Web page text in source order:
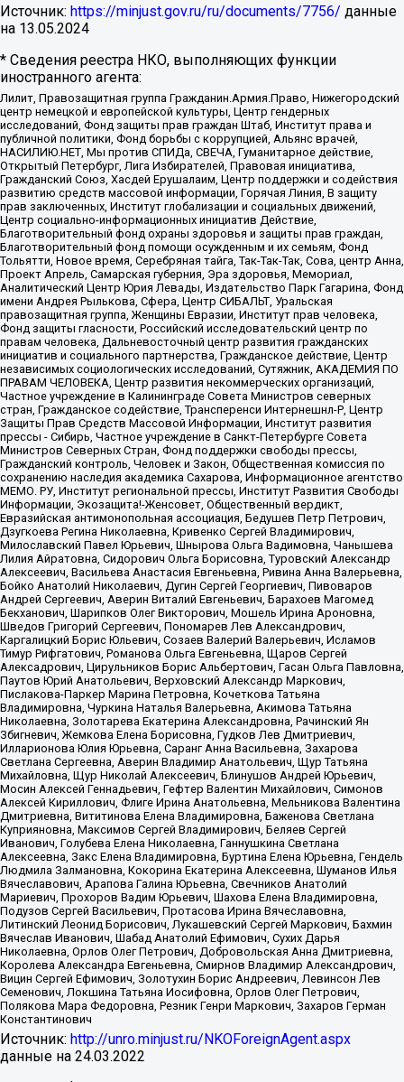
Источник: https://minjust.gov.ru/ru/documents/7756/ данные
на 13.05.2024
* Сведения реестра НКО, выполняющих функции
иностранного агента:
Лилит, Правозащитная группа Гражданин.Армия.Право, Нижегородский
центр немецкой и европейской культуры, Центр гендерных
исследований, Фонд защиты прав граждан Штаб, Институт права и
публичной политики, Фонд борьбы с коррупцией, Альянс врачей,
НАСИЛИЮ.НЕТ, Мы против СПИДа, СВЕЧА, Гуманитарное действие,
Открытый Петербург, Лига Избирателей, Правовая инициатива,
Гражданский Союз, Хасдей Ерушалаим, Центр поддержки и содействия
развитию средств массовой информации, Горячая Линия, В защиту
прав заключенных, Институт глобализации и социальных движений,
Центр социально-информационных инициатив Действие,
Благотворительный фонд охраны здоровья и защиты прав граждан,
Благотворительный фонд помощи осужденным и их семьям, Фонд
Тольятти, Новое время, Серебряная тайга, Так-Так-Так, Сова, центр Анна,
Проект Апрель, Самарская губерния, Эра здоровья, Мемориал,
Аналитический Центр Юрия Левады, Издательство Парк Гагарина, Фонд
имени Андрея Рылькова, Сфера, Центр СИБАЛЬТ, Уральская
правозащитная группа, Женщины Евразии, Институт прав человека,
Фонд защиты гласности, Российский исследовательский центр по
правам человека, Дальневосточный центр развития гражданских
инициатив и социального партнерства, Гражданское действие, Центр
независимых социологических исследований, Сутяжник, АКАДЕМИЯ ПО
ПРАВАМ ЧЕЛОВЕКА, Центр развития некоммерческих организаций,
Частное учреждение в Калининграде Совета Министров северных
стран, Гражданское содействие, Трансперенси Интернешнл-Р, Центр
Защиты Прав Средств Массовой Информации, Институт развития
прессы - Сибирь, Частное учреждение в Санкт-Петербурге Совета
Министров Северных Стран, Фонд поддержки свободы прессы,
Гражданский контроль, Человек и Закон, Общественная комиссия по
сохранению наследия академика Сахарова, Информационное агентство
МЕМО. РУ, Институт региональной прессы, Институт Развития Свободы
Информации, Экозащита!-Женсовет, Общественный вердикт,
Евразийская антимонопольная ассоциация, Бедушев Петр Петрович,
Дзугкоева Регина Николаевна, Кривенко Сергей Владимирович,
Милославский Павел Юрьевич, Шнырова Ольга Вадимовна, Чанышева
Лилия Айратовна, Сидорович Ольга Борисовна, Туровский Александр
Алексеевич, Васильева Анастасия Евгеньевна, Ривина Анна Валерьевна,
Бойко Анатолий Николаевич, Дугин Сергей Георгиевич, Пивоваров
Андрей Сергеевич, Аверин Виталий Евгеньевич, Барахоев Магомед
Бекханович, Шарипков Олег Викторович, Мошель Ирина Ароновна,
Шведов Григорий Сергеевич, Пономарев Лев Александрович,
Каргалицкий Борис Юльевич, Созаев Валерий Валерьевич, Исламов
Тимур Рифгатович, Романова Ольга Евгеньевна, Щаров Сергей
Алексадрович, Цирульников Борис Альбертович, Гасан Ольга Павловна,
Паутов Юрий Анатольевич, Верховский Александр Маркович,
Пислакова-Паркер Марина Петровна, Кочеткова Татьяна
Владимировна, Чуркина Наталья Валерьевна, Акимова Татьяна
Николаевна, Золотарева Екатерина Александровна, Рачинский Ян
Збигневич, Жемкова Елена Борисовна, Гудков Лев Дмитриевич,
Илларионова Юлия Юрьевна, Саранг Анна Васильевна, Захарова
Светлана Сергеевна, Аверин Владимир Анатольевич, Щур Татьяна
Михайловна, Щур Николай Алексеевич, Блинушов Андрей Юрьевич,
Мосин Алексей Геннадьевич, Гефтер Валентин Михайлович, Симонов
Алексей Кириллович, Флиге Ирина Анатольевна, Мельникова Валентина
Дмитриевна, Вититинова Елена Владимировна, Баженова Светлана
Куприяновна, Максимов Сергей Владимирович, Беляев Сергей
Иванович, Голубева Елена Николаевна, Ганнушкина Светлана
Алексеевна, Закс Елена Владимировна, Буртина Елена Юрьевна, Гендель
Людмила Залмановна, Кокорина Екатерина Алексеевна, Шуманов Илья
Вячеславович, Арапова Галина Юрьевна, Свечников Анатолий
Мариевич, Прохоров Вадим Юрьевич, Шахова Елена Владимировна,
Подузов Сергей Васильевич, Протасова Ирина Вячеславовна,
Литинский Леонид Борисович, Лукашевский Сергей Маркович, Бахмин
Вячеслав Иванович, Шабад Анатолий Ефимович, Сухих Дарья
Николаевна, Орлов Олег Петрович, Добровольская Анна Дмитриевна,
Королева Александра Евгеньевна, Смирнов Владимир Александрович,
Вицин Сергей Ефимович, Золотухин Борис Андреевич, Левинсон Лев
Семенович, Локшина Татьяна Иосифовна, Орлов Олег Петрович,
Полякова Мара Федоровна, Резник Генри Маркович, Захаров Герман
Константинович
Источник: http://unro.minjust.ru/NKOForeignAgent.aspx
данные на 24.03.2022